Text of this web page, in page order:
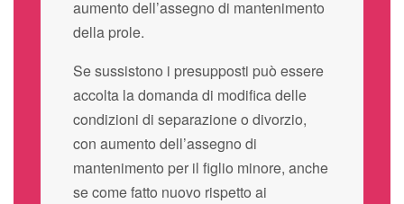
aumento dell’assegno di mantenimento
della prole.
Se sussistono i presupposti può essere
accolta la domanda di modifica delle
condizioni di separazione o divorzio,
con aumento dell’assegno di
mantenimento per il figlio minore, anche
se come fatto nuovo rispetto ai